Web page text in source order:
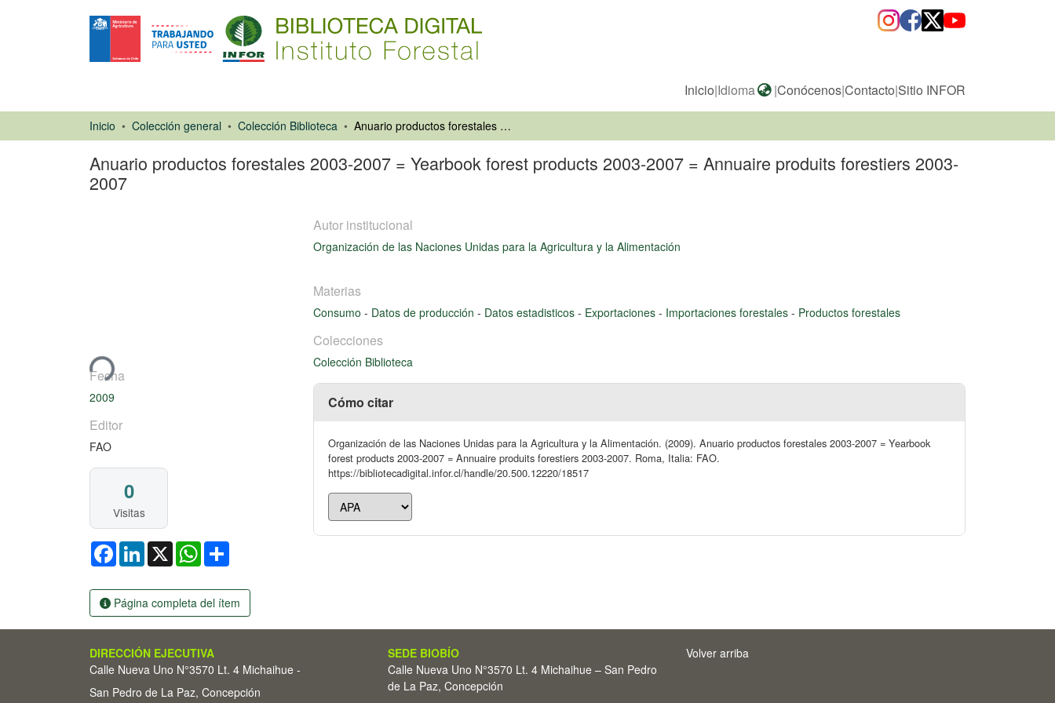
Inicio|Idioma |Conócenos|Contacto|Sitio INFOR
Inicio Colección general Colección Biblioteca Anuario productos forestales 2003-2007 = Yearbook forest products 2003-2007 = Annuaire produits forestiers 2003-2007
Anuario productos forestales 2003-2007 = Yearbook forest products 2003-2007 = Annuaire produits forestiers 2003-
2007
Cargando...
Fecha
2009
Editor
FAO
0
Visitas
FacebookLinkedIn
X WhatsApp
Página completa del ítem
Autor institucional
Organización de las Naciones Unidas para la Agricultura y la Alimentación
Materias
Consumo - Datos de producción - Datos estadisticos - Exportaciones - Importaciones forestales - Productos forestales
Colecciones
Colección Biblioteca
Cómo citar
Organización de las Naciones Unidas para la Agricultura y la Alimentación. (2009). Anuario productos forestales 2003-2007 = Yearbook
forest products 2003-2007 = Annuaire produits forestiers 2003-2007. Roma, Italia: FAO.
https://bibliotecadigital.infor.cl/handle/20.500.12220/18517
DIRECCIÓN EJECUTIVA
Calle Nueva Uno N°3570 Lt. 4 Michaihue -
San Pedro de La Paz, Concepción
SEDE BIOBÍO
Calle Nueva Uno N°3570 Lt. 4 Michaihue – San Pedro
de La Paz, Concepción
Volver arriba